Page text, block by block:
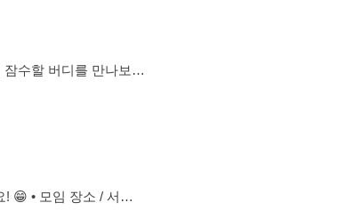
수할 버디를 만나보세
서울